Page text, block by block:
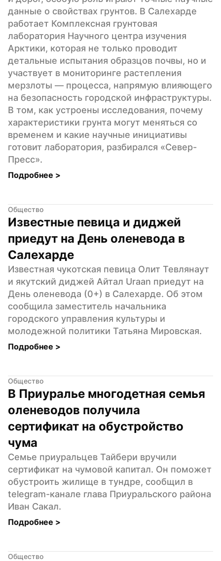
данные о свойствах грунтов. В Салехарде
работает Комплексная грунтовая
лаборатория Научного центра изучения
Арктики, которая не только проводит
детальные испытания образцов почвы, но и
участвует в мониторинге растепления
мерзлоты — процесса, напрямую влияющего
на безопасность городской инфраструктуры.
В том, как устроены исследования, почему
характеристики грунта могут меняться со
временем и какие научные инициативы
готовит лаборатория, разбирался «Север-
Пресс».
Подробнее >
Общество
Известные певица и диджей
приедут на День оленевода в
Салехарде
Известная чукотская певица Олит Тевлянаут
и якутский диджей Айтал Uraan приедут на
День оленевода (0+) в Салехарде. Об этом
сообщила заместитель начальника
городского управления культуры и
молодежной политики Татьяна Мировская.
Подробнее >
Общество
В Приуралье многодетная семья
оленеводов получила
сертификат на обустройство
чума
Семье приуральцев Тайбери вручили
сертификат на чумовой капитал. Он поможет
обустроить жилище в тундре, сообщил в
telegram-канале глава Приуральского района
Иван Сакал.
Подробнее >
Общество